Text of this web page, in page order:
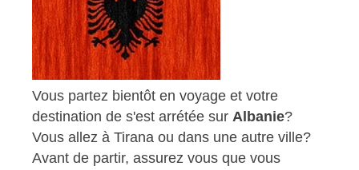
Vous partez bientôt en voyage et votre
destination de s'est arrétée sur Albanie?
Vous allez à Tirana ou dans une autre ville?
Avant de partir, assurez vous que vous